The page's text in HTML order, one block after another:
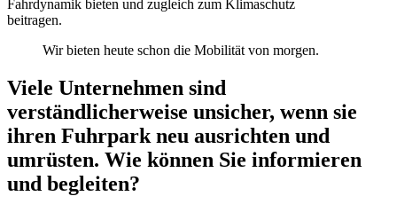
Fahrdynamik bieten und zugleich zum Klimaschutz
beitragen.
Wir bieten heute schon die Mobilität von morgen.
Viele Unternehmen sind
verständlicherweise unsicher, wenn sie
ihren Fuhrpark neu ausrichten und
umrüsten. Wie können Sie informieren
und begleiten?